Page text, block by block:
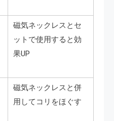
磁気ネックレスとセ
ットで使用すると効
果UP
磁気ネックレスと併
用してコリをほぐす